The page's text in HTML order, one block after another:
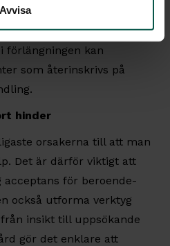
Avvisa en behandling som
gällande längd och
förlängningen kan
som återinskrivs på
hinder
orsakerna till att man
Det är därför viktigt att
för beroende-
också utforma verktyg
insikt till uppsökande
gör det enklare att